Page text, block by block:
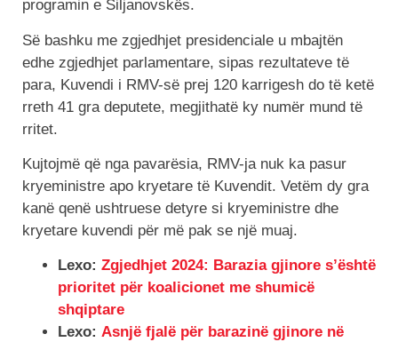
programin e Siljanovskës.
Së bashku me zgjedhjet presidenciale u mbajtën
edhe zgjedhjet parlamentare, sipas rezultateve të
para, Kuvendi i RMV-së prej 120 karrigesh do të ketë
rreth 41 gra deputete, megjithatë ky numër mund të
rritet.
Kujtojmë që nga pavarësia, RMV-ja nuk ka pasur
kryeministre apo kryetare të Kuvendit. Vetëm dy gra
kanë qenë ushtruese detyre si kryeministre dhe
kryetare kuvendi për më pak se një muaj.
Lexo: Zgjedhjet 2024: Barazia gjinore s’është
prioritet për koalicionet me shumicë
shqiptare
Lexo: Asnjë fjalë për barazinë gjinore në